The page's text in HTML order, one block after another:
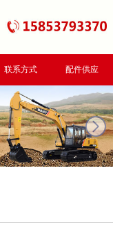
联系方式 配件供应